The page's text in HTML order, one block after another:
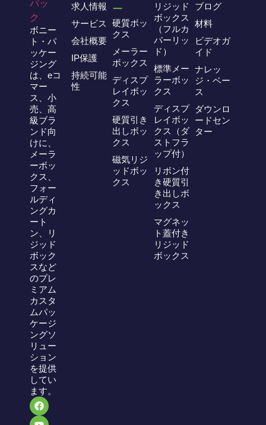
ボニー
ト・パ
ッケー
ジング
は、eコ
マー
ス、小
売、高
級ブラ
ンド向
けに、
メーラ
ーボッ
クス、
フォー
ルディ
ングカ
ート
ン、リ
ジッド
ボック
スなど
のプレ
ミアム
カスタ
ムパッ
ケージ
ングソ
リュー
ション
を提供
してい
ます。
求人情報
サービス
会社概要
IP保護
持続可能
性
ー
硬質ボッ
クス
メーラー
ボックス
ディスプ
レイボッ
クス
硬質引き
出しボッ
クス
磁気リジ
ッドボッ
クス
リジッド
ボックス
（フルカ
バーリッ
ド）
標準メー
ラーボッ
クス
ディスプ
レイボッ
クス（ダ
ストフラ
ップ付）
リボン付
き硬質引
き出しボ
ックス
マグネッ
ト蓋付き
リジッド
ボックス
ブログ
材料
ビデオガ
イド
ナレッ
ジ・ベー
ス
ダウンロ
ードセン
ター